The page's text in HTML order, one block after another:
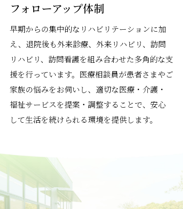
フォローアップ体制
早期からの集中的なリハビリテーションに加
え、退院後も外来診療、外来リハビリ、訪問
リハビリ、訪問看護を組み合わせた多角的な支
援を行っています。医療相談員が患者さまやご
家族の悩みをお伺いし、適切な医療・介護・
福祉サービスを提案・調整することで、安心
して生活を続けられる環境を提供します。